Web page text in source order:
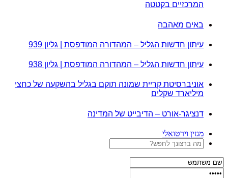
המרכזיים בקטטה
באים מאהבה
עיתון חדשות הגליל – המהדורה המודפסת | גליון 939
עיתון חדשות הגליל – המהדורה המודפסת | גליון 938
אוניברסיטת קריית שמונה תוקם בגליל בהשקעה של כחצי
מיליארד שקלים
דנציגר-אורט – הדיבייט של המדינה
מגזין וירטואלי